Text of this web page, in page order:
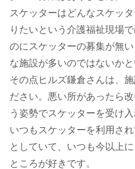
スケッターはどんなスケッ
りたいという介護福祉現場
のにスケッターの募集が無
な施設が多いのではないかと
その点ヒルズ鎌倉さんは、
ださい。悪い所があったら
う姿勢でスケッターを受け
いつもスケッターを利用さ
としていて、いつも今以上
ところが好きです。